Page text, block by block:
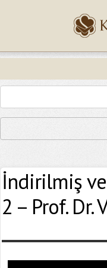
İndirilmiş ve
2 – Prof. Dr.
Epostanız (*)
Yaşadığınız Hatanın Ayrıntıları